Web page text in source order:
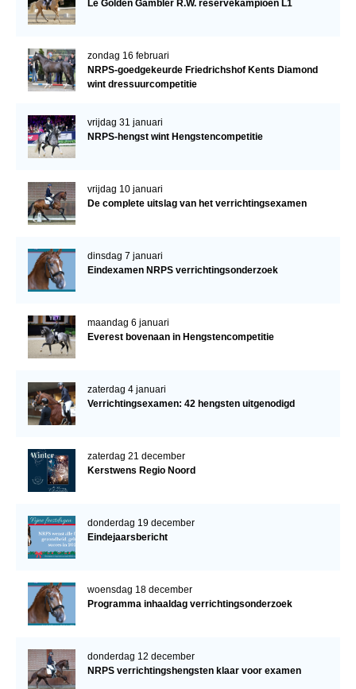
Le Golden Gambler R.W. reservekampioen L1
zondag 16 februari
NRPS-goedgekeurde Friedrichshof Kents Diamond
wint dressuurcompetitie
vrijdag 31 januari
NRPS-hengst wint Hengstencompetitie
vrijdag 10 januari
De complete uitslag van het verrichtingsexamen
dinsdag 7 januari
Eindexamen NRPS verrichtingsonderzoek
maandag 6 januari
Everest bovenaan in Hengstencompetitie
zaterdag 4 januari
Verrichtingsexamen: 42 hengsten uitgenodigd
zaterdag 21 december
Kerstwens Regio Noord
donderdag 19 december
Eindejaarsbericht
woensdag 18 december
Programma inhaaldag verrichtingsonderzoek
donderdag 12 december
NRPS verrichtingshengsten klaar voor examen